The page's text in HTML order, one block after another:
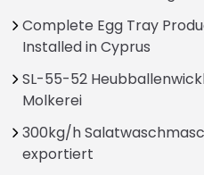
Complete Egg Tray
Installed in Cyprus
SL-55-52
Molkerei
300kg/h
exportiert